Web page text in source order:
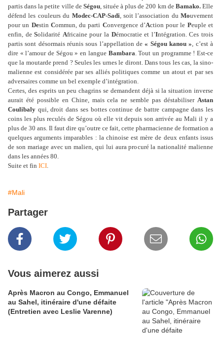
partis dans la petite ville de Ségou, située à plus de 200 km de Bamako.Elle
défend les couleurs du Modec-CAP-Sadi, soit l’association du Mouvement
pour un Destin Commun, du parti Convergence d’Action pour le Peuple et
enfin, deSolidarité Africaine pour la Démocratie et l’Intégration. Ces trois
partis sont désormais réunis sous l’appellation de« Ségou kanou », c’est à
dire « l’amour de Ségou » en langue Bambara. Tout un programme ! Est-ce
que la moutarde prend ? Seules les urnes le diront. Dans tous les cas, la sino-
malienne est considérée par ses alliés politiques comme un atout et par ses
adversaires comme un bel exemple d’intégration.
Certes, des esprits un peu chagrins se demandent déjà si la situation inverse
aurait été possible en Chine, mais cela ne semble pas déstabiliser Astan
Coulibaly qui, droit dans ses bottes continue de battre campagne dans les
coins les plus reculés de Ségou où elle vit depuis son arrivée au Mali il y a
plus de 30 ans. Il faut dire qu’outre ce fait, cette pharmacienne de formation a
quelques arguments imparables : la chinoise est mère de deux enfants issus
de son mariage avec un malien, qui lui aura procuré la nationalité malienne
dans les années 80.
Suite et fin ICI.
#Mali
Partager
Vous aimerez aussi
Après Macron au Congo, Emmanuel
au Sahel, itinéraire d'une défaite
(Entretien avec Leslie Varenne)